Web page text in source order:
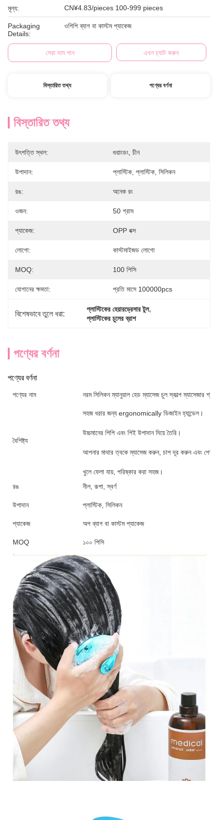
মূল্য: CN¥4.83/pieces 100-999 pieces
Packaging
Details:
ওপিপি ব্যাগ বা কাস্টম প্যাকেজ
সেরা দাম পান এখন চ্যাট করুন
বিস্তারিত তথ্য পণ্যের বর্ণনা
বিস্তারিত তথ্য
উৎপত্তি স্থল: গুয়াংডং, চীন
উপাদান: প্লাস্টিক, প্লাস্টিক, সিলিকন
রঙ: অনেক রং
ওজন: 50 গ্রাম
প্যাকেজ: OPP বক্স
লোগো: কাস্টমাইজড লোগো
MOQ: 100 পিসি
যোগানের ক্ষমতা: প্রতি মাসে 100000pcs
বিশেষভাবে তুলে ধরা: প্লাস্টিকের হেয়ারড্রেসার টুল,
প্লাস্টিকের চুলের ব্রাশ
পণ্যের বর্ণনা
পণ্যের বর্ণনা
পণ্যের নাম নরম সিলিকন ম্যানুয়াল হেড ম্যাসেজ চুল স্কাল্প ম্যাসেজার
বৈশিষ্ট্য
সহজ ধরার জন্য ergonomically ডিজাইন হ্যান্ডেল।
উচ্চমানের পিপি এবং পিই উপাদান দিয়ে তৈরি।
আপনার মাথার ত্বকে ম্যাসেজ করুন, চাপ দূর করুন এবং
খুলে ফেলা যায়, পরিষ্কার করা সহজ।
রঙ
নীল, রূপা, স্বর্ণ
উপাদান প্লাস্টিক, সিলিকন
প্যাকেজ অপ ব্যাগ বা কাস্টম প্যাকেজ
MOQ ১০০ পিসি